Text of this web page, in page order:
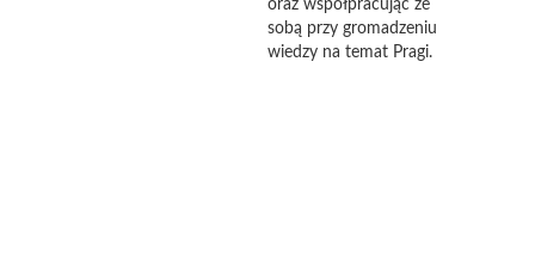
oraz współpracując ze
sobą przy gromadzeniu
wiedzy na temat Pragi.